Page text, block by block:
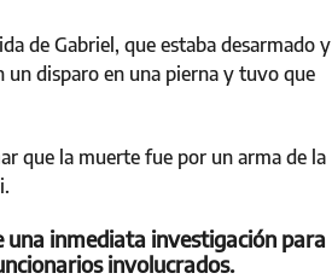
de Gabriel, que estaba desarmado y
un disparo en una pierna y tuvo que
que la muerte fue por un arma de la
una inmediata investigación para
involucrados.